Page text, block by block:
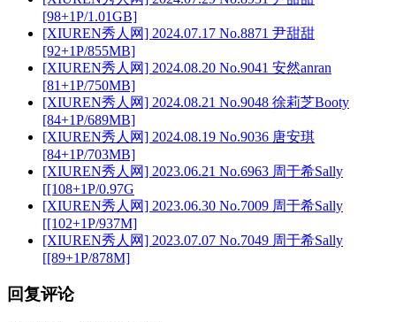
[98+1P/1.01GB]
[XIUREN秀人网] 2024.07.17 No.8871 尹甜甜
[92+1P/855MB]
[XIUREN秀人网] 2024.08.20 No.9041 安然anran
[81+1P/750MB]
[XIUREN秀人网] 2024.08.21 No.9048 徐莉芝Booty
[84+1P/689MB]
[XIUREN秀人网] 2024.08.19 No.9036 唐安琪
[84+1P/703MB]
[XIUREN秀人网] 2023.06.21 No.6963 周于希Sally
[[108+1P/0.97G
[XIUREN秀人网] 2023.06.30 No.7009 周于希Sally
[[102+1P/937M]
[XIUREN秀人网] 2023.07.07 No.7049 周于希Sally
[[89+1P/878M]
回复评论